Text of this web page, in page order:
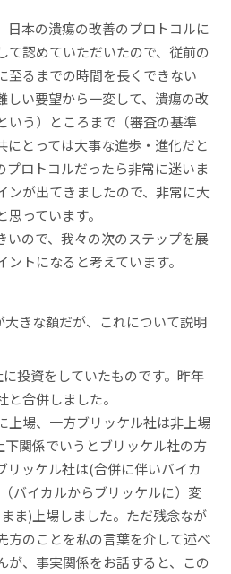
日本の潰瘍の改善のプロトコルに
て認めていただいたので、従前の
至るまでの時間を長くできない
しい要望から一変して、潰瘍の改
いう）ところまで（審査の基準
にとっては大事な進歩・進化だと
プロトコルだったら非常に迷いま
ンが出てきましたので、非常に大
っています。
いので、我々の次のステップを展
トになると考えています。
きな額だが、これについて説明
投資をしていたものです。昨年
合併しました。
上場、一方ブリッケル社は非上場
関係でいうとブリッケル社の方
リッケル社は(合併に伴いバイカ
バイカルからブリッケルに）変
ま)上場しました。ただ残念なが
方のことを私の言葉を介して述べ
が、事実関係をお話すると、この